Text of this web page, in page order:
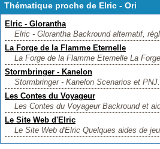
Thématique proche de Elric - Ori
Elric - Glorantha
Elric - Glorantha Backround alternatif,
La Forge de la Flamme Eternelle
La Forge de la Flamme Eternelle La
Stormbringer - Kanelon
Stormbringer - Kanelon Scenarios et
Les Contes du Voyageur
Les Contes du Voyageur Backround et
Le Site Web d'Elric
Le Site Web d'Elric Quelques aides de